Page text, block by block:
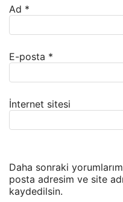
Ad *
E-posta *
İnternet sitesi
Daha sonraki
posta adresim ve site
kaydedilsin.